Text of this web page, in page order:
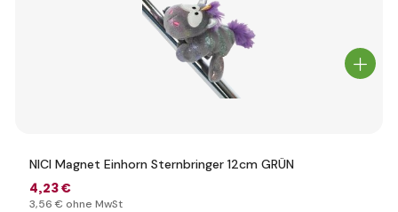
NICI Magnet Einhorn Sternbringer 12cm GRÜN
4,23 €
3,56 € ohne MwSt